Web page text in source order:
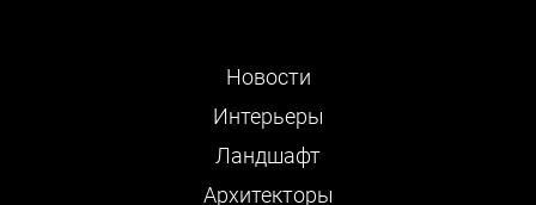
Новости
Интерьеры
Ландшафт
Архитекторы